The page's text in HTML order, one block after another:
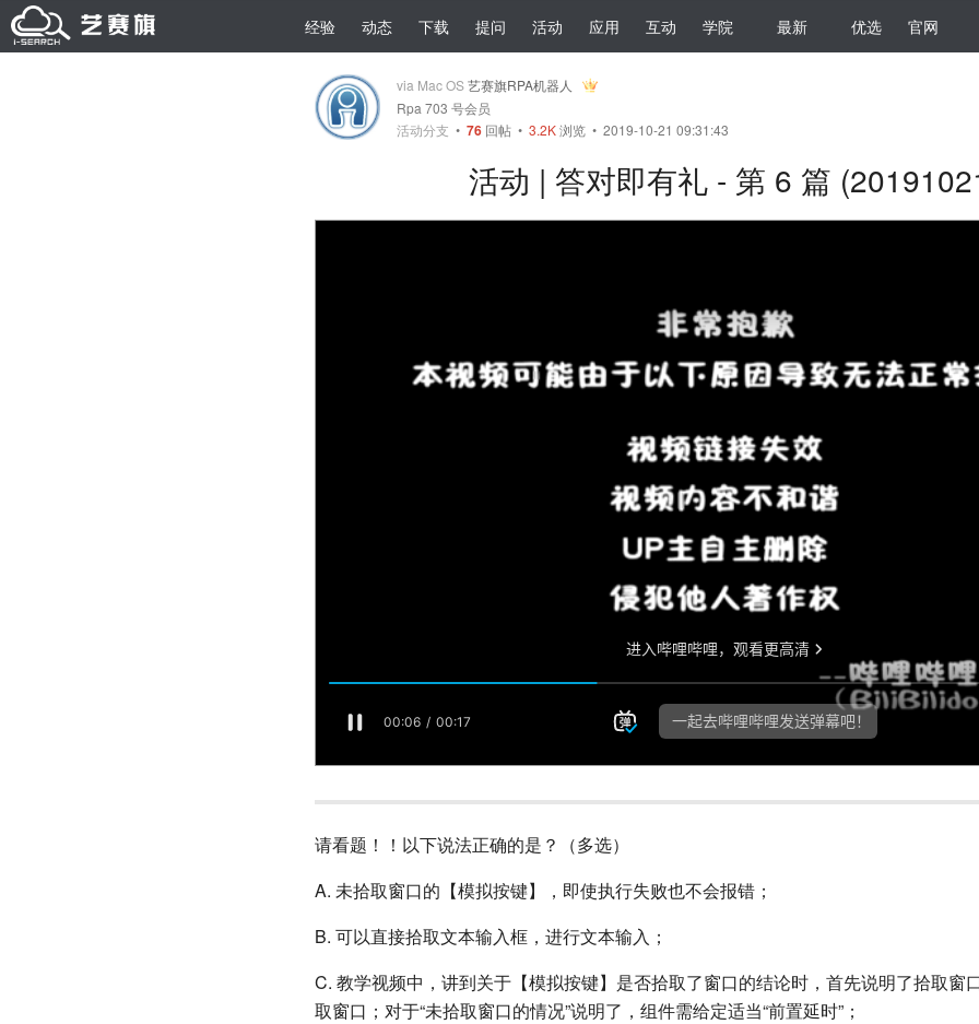
经验 动态 下载 提问 活动 应用 互动 学院 最新 优选 官网
via Mac OS艺赛旗RPA机器人
Rpa 703 号会员
活动分支 • 76 回帖 • 3.2K浏览 • 2019-10-21 09:31:43
活动 | 答对即有礼 - 第 6 篇
请看题！！以下说法正确的是？（多选）
A. 未拾取窗口的【模拟按键】，即使执行失败也不会报错；
B. 可以直接拾取文本输入框，进行文本输入；
C. 教学视频中，讲到关于【模拟按键】是否拾取了窗口的结论时，首先说明了拾取窗
取窗口；对于“未拾取窗口的情况”说明了，组件需给定适当“前置延时”；